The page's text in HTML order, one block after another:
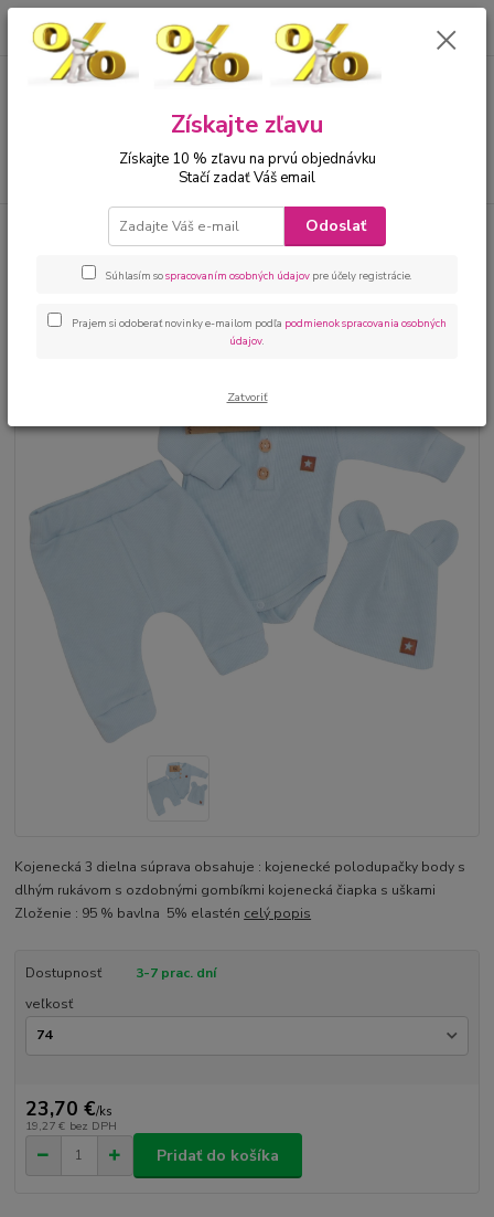
00421 905 612848 za0 €
Kojenecká 3 dielna súprava rebrovaná modrá
Kojenecká 3 dielna súprava
rebrovaná modrá
Kojenecká 3 dielna súprava obsahuje : kojenecké polodupačky body s
dlhým rukávom s ozdobnými gombíkmi kojenecká čiapka s uškami
Zloženie : 95 % bavlna 5% elastén celý popis
Dostupnosť
3-7 prac. dní
veľkosť
23,70 €/ks
19,27 € bez DPH
Pridať do košíka
Získajte zľavu
Získajte 10 % zľavu na prvú objednávku
Stačí zadať Váš email
Odoslať
Súhlasím sospracovaním osobných údajov pre účely registrácie.
Prajem si odoberať novinky e-mailom podľa podmienok spracovania osobných
údajov.
Zatvoriť